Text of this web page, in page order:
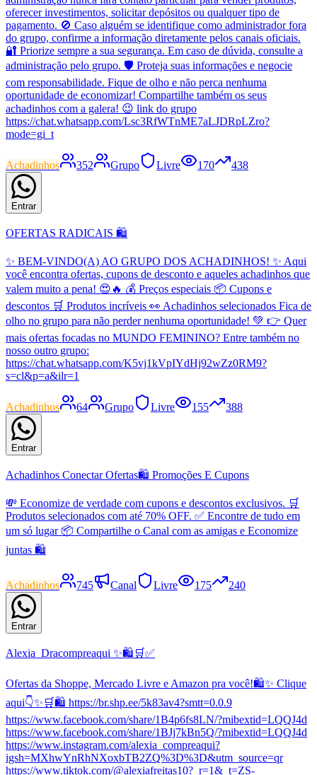
oferecer investimentos, solicitar depósitos ou qualquer tipo de
pagamento. 🚫 Caso alguém se identifique como administrador fora
do grupo, confirme a informação diretamente pelos canais oficiais.
🔐 Priorize sempre a sua segurança. Em caso de dúvida, consulte a
administração pelo grupo. 🛡️ Proteja suas informações e negocie
com responsabilidade. Fique de olho e não perca nenhuma
oportunidade de economizar! Compartilhe também os seus
achadinhos com a galera! 😉 link do grupo
https://chat.whatsapp.com/Lsc3RfWTnME7aLJDRpLZro?
mode=gi_t
Achadinhos 352 Grupo Livre 170 438
Entrar
OFERTAS RADICAIS 🛍️
✨ BEM-VINDO(A) AO GRUPO DOS ACHADINHOS! ✨ Aqui
você encontra ofertas, cupons de desconto e aqueles achadinhos que
valem muito a pena! 😍🔥 💰 Preços especiais 📦 Cupons e
descontos 🛒 Produtos incríveis 👀 Achadinhos selecionados Fica de
olho no grupo para não perder nenhuma oportunidade! 💚 👉 Quer
mais ofertas focadas no MUNDO FEMININO? Entre também no
nosso outro grupo:
https://chat.whatsapp.com/K5vj1kVpIYdHj92wZz0RM9?
s=cl&p=a&ilr=1
Achadinhos 64 Grupo Livre 155 388
Entrar
Achadinhos Conectar Ofertas🛍 Promoções E Cupons
💸 Economize de verdade com cupons e descontos exclusivos. 🛒
Produtos selecionados com até 70% OFF. ✅ Encontre de tudo em
um só lugar 📦 Compartilhe o Canal com as amigas e Economize
juntas 🛍
Achadinhos 745 Canal Livre 175 240
Entrar
Alexia_Dracompreaqui ✨🛍️🛒✅
Ofertas da Shoppe, Mercado Livre e Amazon pra você!🛍️✨ Clique
aqui👇✨🛒🛍️ https://br.shp.ee/5k83av4?smtt=0.0.9
https://www.facebook.com/share/1B4p6fs8LN/?mibextid=LQQJ4d
https://www.facebook.com/share/1BJj7kBn5Q/?mibextid=LQQJ4d
https://www.instagram.com/alexia_compreaqui?
igsh=MXhwYnRhNXoxbTB2ZQ%3D%3D&utm_source=qr
https://www.tiktok.com/@alexiafreitas10?_r=1&_t=ZS-